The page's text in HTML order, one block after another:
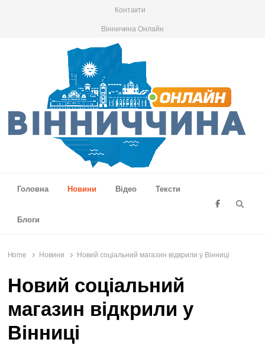
Контакти
Вінничина Онлайн
Головна
Новини Відео Тексти
Блоги
Home Новини Новий соціальний магазин відкрили у Вінниці
Новий соціальний
магазин відкрили у
Вінниці